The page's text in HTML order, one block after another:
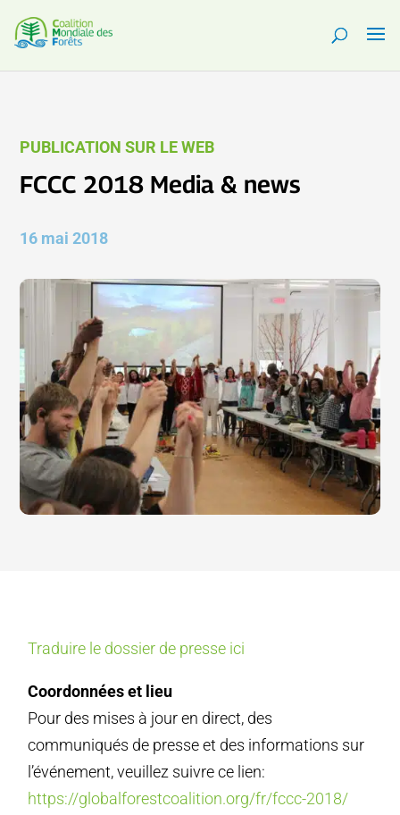
PUBLICATION SUR LE WEB
FCCC 2018 Media & news
16 mai 2018
Traduire le dossier de presse ici
Coordonnées et lieu
Pour des mises à jour en direct, des
communiqués de presse et des informations sur
l’événement, veuillez suivre ce lien:
https://globalforestcoalition.org/fr/fccc-2018/